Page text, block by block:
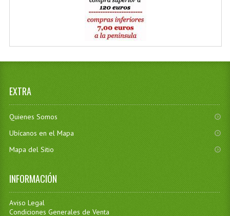
EXTRA
Quienes Somos
Ubícanos en el Mapa
Mapa del Sitio
INFORMACIÓN
Aviso Legal
Condiciones Generales de Venta